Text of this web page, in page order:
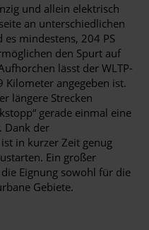
und allein elektrisch
an unterschiedlichen
mindestens, 204 PS
den Spurt auf
lässt der WLTP-
angegeben ist.
längere Strecken
gerade einmal eine
Dank der
in kurzer Zeit genug
Ein großer
Eignung sowohl für die
Gebiete.